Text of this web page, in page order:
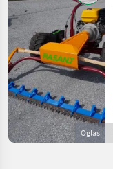
Oglas